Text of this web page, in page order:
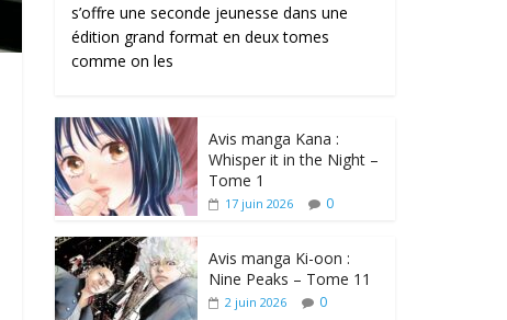
s’offre une seconde jeunesse dans une
édition grand format en deux tomes
comme on les
Avis manga Kana :
Whisper it in the Night –
Tome 1
17 juin 2026 0
Avis manga Ki-oon :
Nine Peaks – Tome 11
2 juin 2026 0